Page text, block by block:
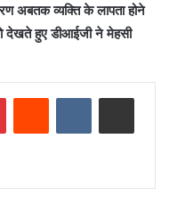
अबतक व्यक्ति के लापता होने
देखते हुए डीआईजी ने मेहसी
PinterestReddit VKontakteShare via Email